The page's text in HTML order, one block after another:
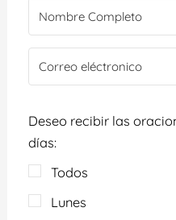
Deseo recibir las
días:
Todos
Lunes